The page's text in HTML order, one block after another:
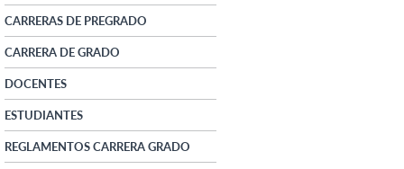
CARRERAS DE PREGRADO
CARRERA DE GRADO
DOCENTES
ESTUDIANTES
REGLAMENTOS CARRERA GRADO